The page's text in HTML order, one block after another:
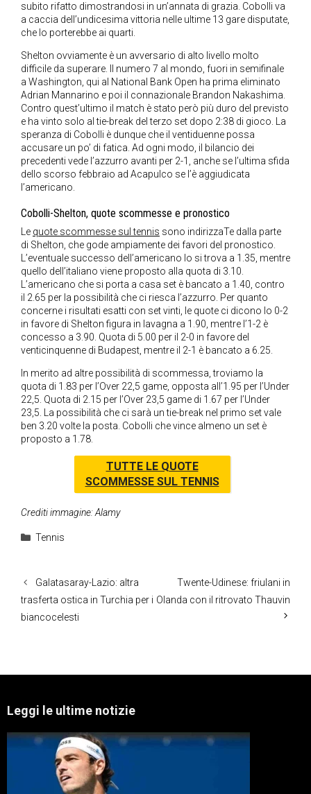
subito rifatto dimostrandosi in un’annata di grazia. Cobolli va
a caccia dell’undicesima vittoria nelle ultime 13 gare disputate,
che lo porterebbe ai quarti.
Shelton ovviamente è un avversario di alto livello molto
difficile da superare. Il numero 7 al mondo, fuori in semifinale
a Washington, qui al National Bank Open ha prima eliminato
Adrian Mannarino e poi il connazionale Brandon Nakashima.
Contro quest’ultimo il match è stato però più duro del previsto
e ha vinto solo al tie-break del terzo set dopo 2:38 di gioco. La
speranza di Cobolli è dunque che il ventiduenne possa
accusare un po’ di fatica. Ad ogni modo, il bilancio dei
precedenti vede l’azzurro avanti per 2-1, anche se l’ultima sfida
dello scorso febbraio ad Acapulco se l’è aggiudicata
l’americano.
Cobolli-Shelton, quote scommesse e pronostico
Le quote scommesse sul tennis sono indirizzaTe dalla parte
di Shelton, che gode ampiamente dei favori del pronostico.
L’eventuale successo dell’americano lo si trova a 1.35, mentre
quello dell’italiano viene proposto alla quota di 3.10.
L’americano che si porta a casa set è bancato a 1.40, contro
il 2.65 per la possibilità che ci riesca l’azzurro. Per quanto
concerne i risultati esatti con set vinti, le quote ci dicono lo 0-2
in favore di Shelton figura in lavagna a 1.90, mentre l’1-2 è
concesso a 3.90. Quota di 5.00 per il 2-0 in favore del
venticinquenne di Budapest, mentre il 2-1 è bancato a 6.25.
In merito ad altre possibilità di scommessa, troviamo la
quota di 1.83 per l’Over 22,5 game, opposta all’1.95 per l’Under
22,5. Quota di 2.15 per l’Over 23,5 game di 1.67 per l’Under
23,5. La possibilità che ci sarà un tie-break nel primo set vale
ben 3.20 volte la posta. Cobolli che vince almeno un set è
proposto a 1.78.
TUTTE LE QUOTE
SCOMMESSE SUL TENNIS
Crediti immagine: Alamy
Categorie
Tennis
Galatasaray-Lazio: altra
trasferta ostica in Turchia per i
biancocelesti
Twente-Udinese: friulani in
Olanda con il ritrovato Thauvin
Leggi le ultime notizie